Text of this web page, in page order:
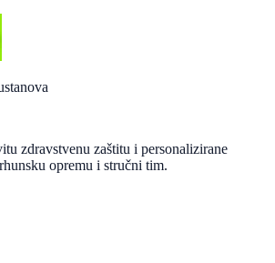
zdravstvenu zaštitu i personalizirane
opremu i stručni tim.